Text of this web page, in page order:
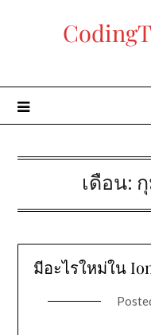
เดือน:
มีอะไรใหม่ใน